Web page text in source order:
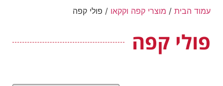
עמוד הבית / מוצרי קפה וקקאו / פולי קפה
פולי קפה